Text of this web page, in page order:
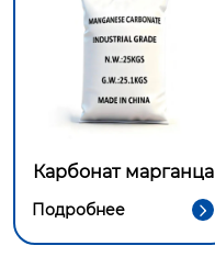
Карбонат марганца
Подробнее 